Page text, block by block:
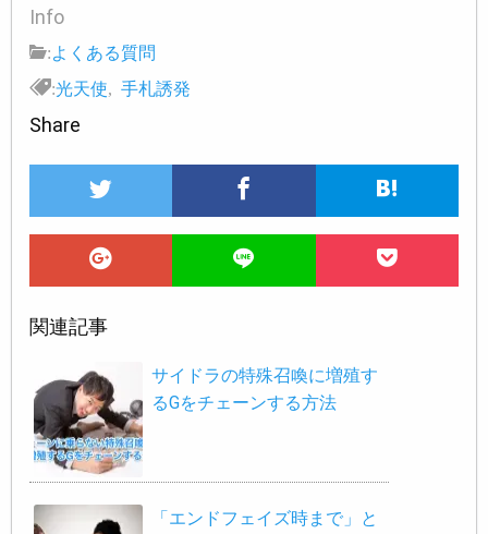
Info
: よくある質問
:光天使 手札誘発
Share
関連記事
サイドラの特殊召喚に増殖す
るGをチェーンする方法
「エンドフェイズ時まで」と